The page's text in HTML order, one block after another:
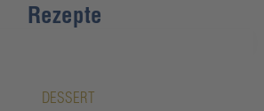
Rezepte
DESSERT